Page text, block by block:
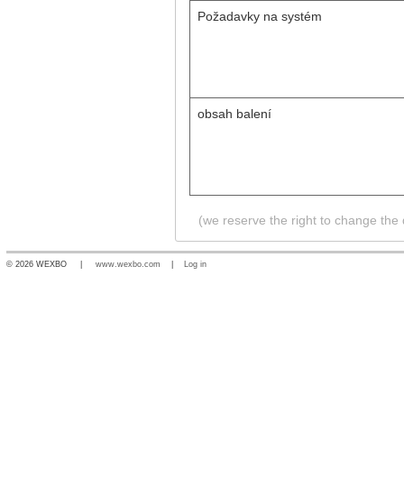
Požadavky na systém
obsah balení
(we reserve the right to change
© 2026 WEXBO | www.wexbo.com Log in